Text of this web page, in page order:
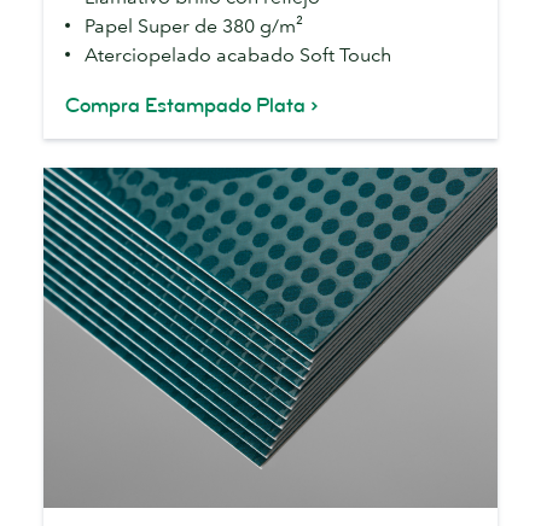
Papel Super de 380 g/m²
Aterciopelado acabado Soft Touch
Compra Estampado Plata